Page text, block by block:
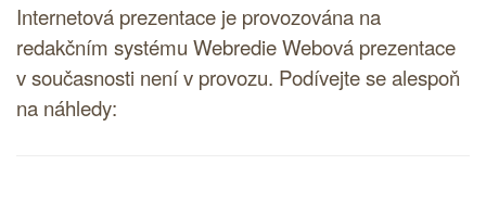
Internetová prezentace je provozována na
redakčním systému Webredie Webová prezentace
v současnosti není v provozu. Podívejte se alespoň
na náhledy: